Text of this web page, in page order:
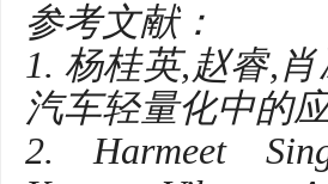
参考文献：
1. 杨桂英,赵睿,
汽车轻量化中的
2. Harmeet